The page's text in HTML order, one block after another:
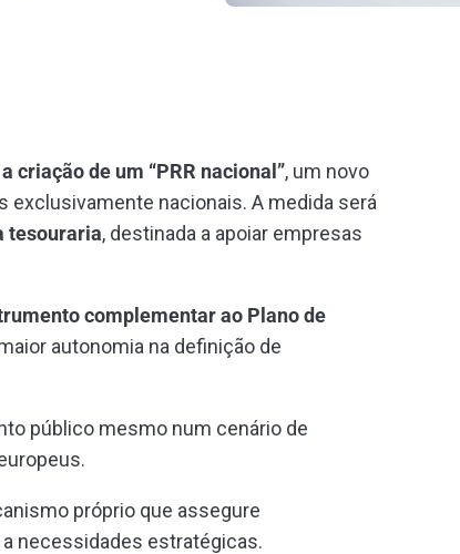
criação de um “PRR nacional”, um novo
exclusivamente nacionais. A medida será
tesouraria, destinada a apoiar empresas
complementar ao Plano de
autonomia na definição de
público mesmo num cenário de
próprio que assegure
necessidades estratégicas.